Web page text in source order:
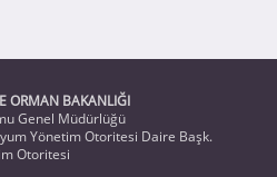
ORMAN BAKANLIĞI
Genel Müdürlüğü
Yönetim Otoritesi Daire Başk.
Otoritesi